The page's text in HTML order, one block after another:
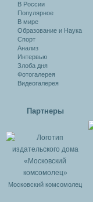
В России
Популярное
В мире
Образование и Наука
Спорт
Анализ
Интервью
Злоба дня
Фотогалерея
Видеогалерея
Партнеры
Московский комсомолец